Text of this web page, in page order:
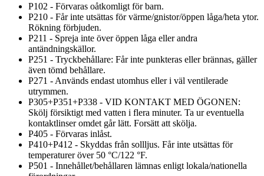
P102 - Förvaras oåtkomligt för barn.
P210 - Får inte utsättas för värme/gnistor/öppen låga/heta ytor.
Rökning förbjuden.
P211 - Spreja inte över öppen låga eller andra
antändningskällor.
P251 - Tryckbehållare: Får inte punkteras eller brännas, gäller
även tömd behållare.
P271 - Används endast utomhus eller i väl ventilerade
utrymmen.
P305+P351+P338 - VID KONTAKT MED ÖGONEN:
Skölj försiktigt med vatten i flera minuter. Ta ur eventuella
kontaktlinser omdet går lätt. Forsätt att skölja.
P405 - Förvaras inlåst.
P410+P412 - Skyddas från sollljus. Får inte utsättas för
temperaturer över 50 °C/122 °F.
P501 - Innehållet/behållaren lämnas enligt lokala/nationella